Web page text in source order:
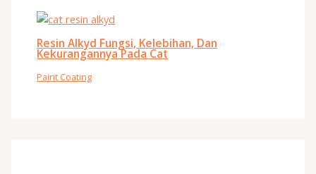
Resin Alkyd Fungsi, Kelebihan, Dan
Kekurangannya Pada Cat
Paint Coating